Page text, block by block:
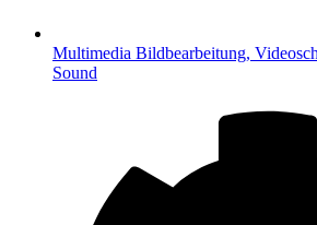
Multimedia Bildbearbeitung,
Sound